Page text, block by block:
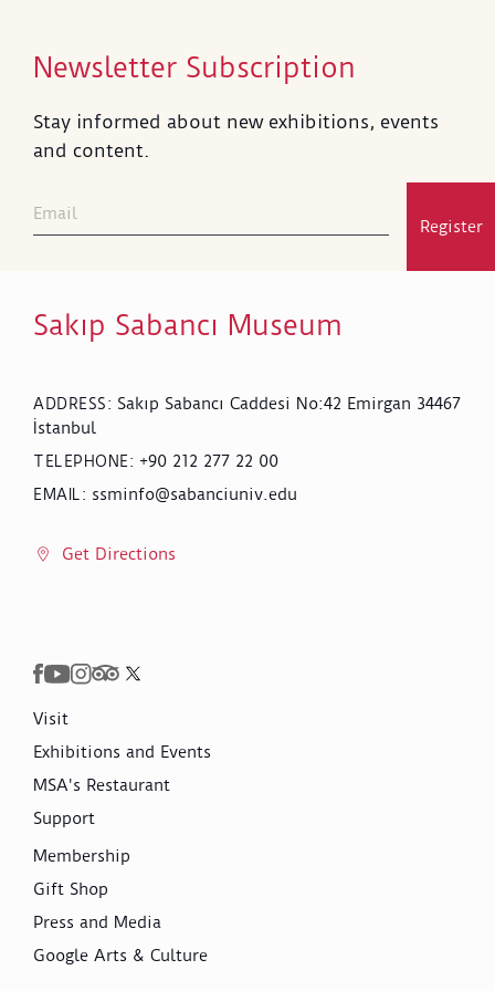
bestecilerin, 20. yüzyılın ilk yarısından eserleri)
*“Rus Avangardı. Sanat ve Tasarımla Geleceği
Düşlemek” sergisi ve etkinlikler 6 ve 7 Nisan’da
ücretsizdir.
simültane tercüme yapılacaktır.
Newsletter Subscription
Stay informed about new exhibitions, events
and content.
Register
Sakıp Sabancı Museum
ADDRESS: Sakıp Sabancı Caddesi No:42 Emirgan 34467
İstanbul
TELEPHONE: +90 212 277 22 00
EMAIL : ssminfo@sabanciuniv.edu
Get Directions
Visit
Exhibitions and Events
MSA's Restaurant
Support
Membership
Gift Shop
Press and Media
Google Arts & Culture